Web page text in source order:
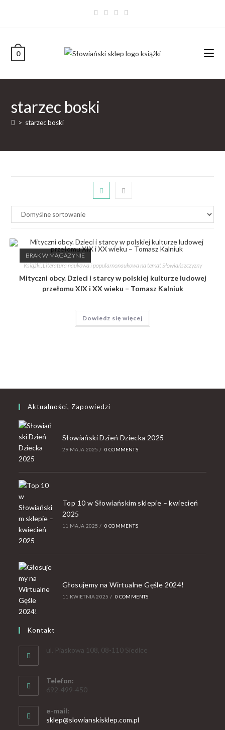
0
starzec boski
> starzec boski
BRAK W MAGAZYNIE
Książki, Literatura naukowa i popularnonaukowa na temat Słowiańszczyzny
Mityczni obcy. Dzieci i starcy w polskiej kulturze ludowej
przełomu XIX i XX wieku – Tomasz Kalniuk
Dowiedz się więcej
Aktualności, Zapowiedzi
Słowiański Dzień Dziecka 2025
29 MAJA 2025 / 0 COMMENTS
Top 10 w Słowiańskim sklepie – kwiecień
2025
11 MAJA 2025 / 0 COMMENTS
Głosujemy na Wirtualne Gęśle 2024!
11 KWIETNIA 2025 / 0 COMMENTS
Kontakt
ul. Piaskowa 108, 08-110 Siedlce
Telefon:
692-499-450
e-mail:
sklep@slowianskisklep.com.pl